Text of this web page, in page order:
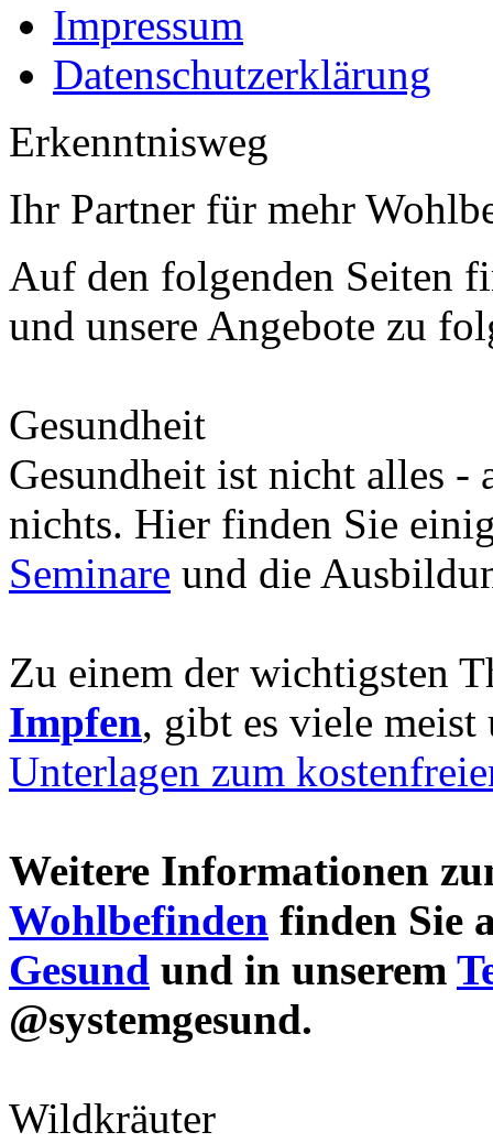
Impressum
Datenschutzerklärung
Erkenntnisweg
Ihr Partner für mehr
Auf den folgenden Seiten
und unsere Angebote zu
Gesundheit
Gesundheit ist nicht alles -
nichts. Hier finden Sie
Seminare und die
Zu einem der wichtigsten
Impfen, gibt es viele
Unterlagen zum
Weitere Informationen
Wohlbefinden finden Sie
Gesund und in unserem
@systemgesund.
Wildkräuter